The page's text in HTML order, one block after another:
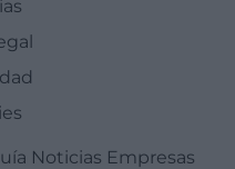
Noticias Empresas